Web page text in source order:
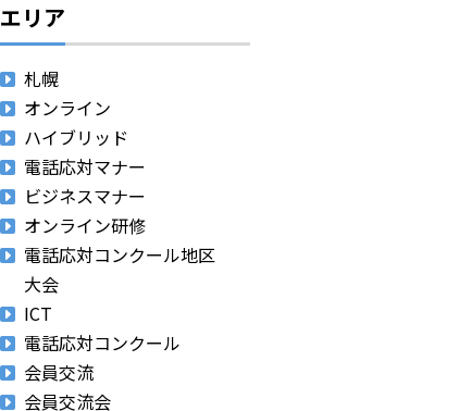
エリア
札幌
オンライン
ハイブリッド
電話応対マナー
ビジネスマナー
オンライン研修
電話応対コンクール地区
大会
ICT
電話応対コンクール
会員交流
会員交流会